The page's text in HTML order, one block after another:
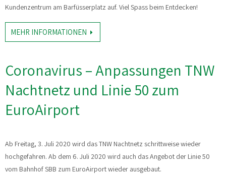
Kundenzentrum am Barfüsserplatz auf. Viel Spass beim Entdecken!
MEHR INFORMATIONEN
Coronavirus – Anpassungen TNW
Nachtnetz und Linie 50 zum
EuroAirport
Ab Freitag, 3. Juli 2020 wird das TNW Nachtnetz schrittweise wieder
hochgefahren. Ab dem 6. Juli 2020 wird auch das Angebot der Linie 50
vom Bahnhof SBB zum EuroAirport wieder ausgebaut.